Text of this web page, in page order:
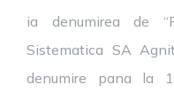
ia denumirea de
Sistematica SA
denumire pana la